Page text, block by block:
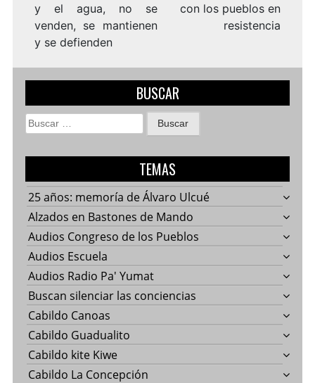
y el agua, no se
venden, se mantienen
y se defienden
con los pueblos en
resistencia
BUSCAR
Buscar:
TEMAS
25 años: memoría de Álvaro Ulcué
Alzados en Bastones de Mando
Audios Congreso de los Pueblos
Audios Escuela
Audios Radio Pa' Yumat
Buscan silenciar las conciencias
Cabildo Canoas
Cabildo Guadualito
Cabildo kite Kiwe
Cabildo La Concepción